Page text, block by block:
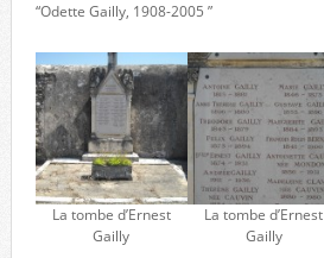
“Odette Gailly, 1908-2005 ”
La tombe d’Ernest
Gailly
La tombe d’Ernest
Gailly